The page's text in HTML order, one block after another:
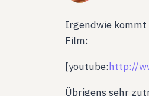
Irgendwie kommt
Film:
[youtube:http://
Übrigens sehr